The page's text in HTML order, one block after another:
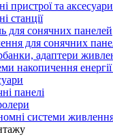
пристрої та
станції
для сонячних панелей
для сонячних
адаптери
накопичення
панелі
системи